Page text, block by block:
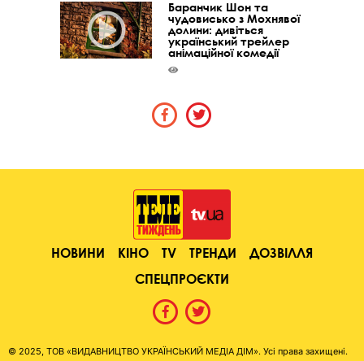
Баранчик Шон та
чудовисько з Мохнявої
долини: дивіться
український трейлер
анімаційної комедії
НОВИНИ КІНО TV ТРЕНДИ
ДОЗВІЛЛЯ
СПЕЦПРОЄКТИ
© 2025, ТОВ «ВИДАВНИЦТВО УКРАЇНСЬКИЙ МЕДІА ДІМ». Усі права захищені.